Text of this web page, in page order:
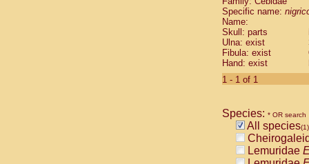
Cebidae
Cebidae
Cebidae
Cebidae
Cebidae
Cebidae
Cebidae
Cebidae
Cebidae
Cebidae
Cebidae
Specific name:
Name:
Skull: parts
Ulna: exist
Fibula: exist
Hand: exist
1 - 1 of 1
Species: * OR search
All species(1)
Lemuridae